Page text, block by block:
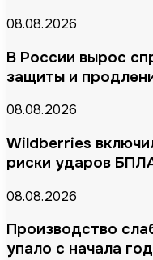
08.08.2026
В России вырос
защиты и
08.08.2026
Wildberries
риски ударов
08.08.2026
Производство
упало с начала